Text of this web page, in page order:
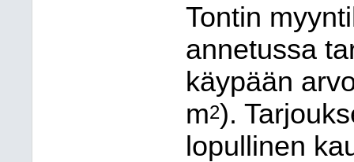
Tontin
annetussa
käypään
m2).
lopullinen